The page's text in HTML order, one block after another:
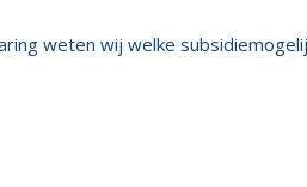
weten wij welke